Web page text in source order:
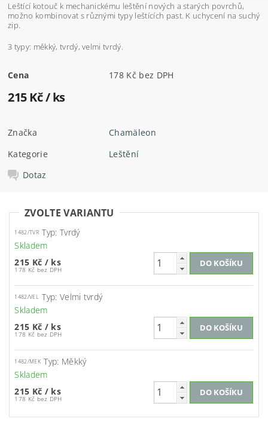
Leštící kotouč k mechanickému leštění nových a starých povrchů,
možno kombinovat s různými typy leštících past. K uchycení na suchý
zip.
3 typy: měkký, tvrdý, velmi tvrdý.
Cena 178 Kč bez DPH
215 Kč/ ks
Značka
Chamäleon
Kategorie
Leštění
Dotaz
ZVOLTE VARIANTU
1482/TVR Typ: Tvrdý
Skladem
215 Kč / ks
178 Kč bez DPH
1482/VEL Typ: Velmi tvrdý
Skladem
215 Kč / ks
178 Kč bez DPH
1482/MEK Typ: Měkký
Skladem
215 Kč / ks
178 Kč bez DPH